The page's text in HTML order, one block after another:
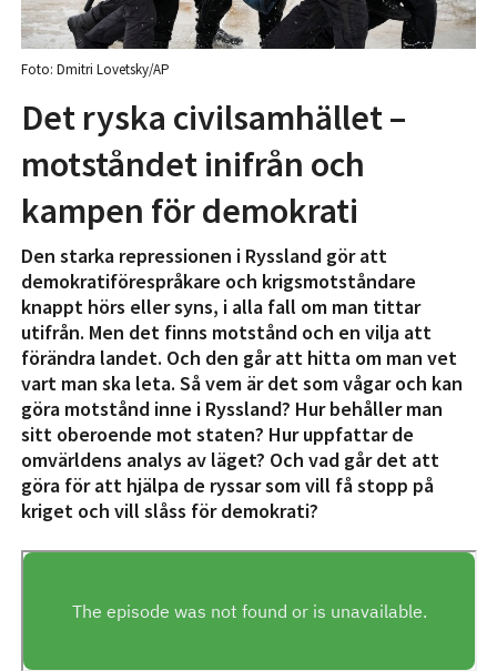
Foto: Dmitri Lovetsky/AP
Det ryska civilsamhället –
motståndet inifrån och
kampen för demokrati
Den starka repressionen i Ryssland gör att
demokratiförespråkare och krigsmotståndare
knappt hörs eller syns, i alla fall om man tittar
utifrån. Men det finns motstånd och en vilja att
förändra landet. Och den går att hitta om man vet
vart man ska leta. Så vem är det som vågar och kan
göra motstånd inne i Ryssland? Hur behåller man
sitt oberoende mot staten? Hur uppfattar de
omvärldens analys av läget? Och vad går det att
göra för att hjälpa de ryssar som vill få stopp på
kriget och vill slåss för demokrati?